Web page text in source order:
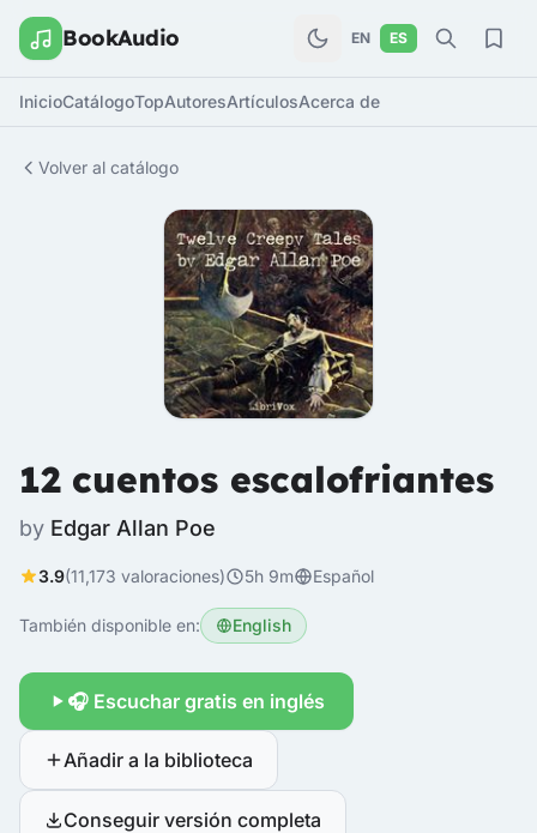
BookAudio EN ES
InicioCatálogoTopAutoresArtículosAcerca de
Volver al catálogo
12 cuentos escalofriantes
by Edgar Allan Poe
3.9(11,173 valoraciones) 5h 9m Español
También disponible en: English
🎧 Escuchar gratis en inglés
Añadir a la biblioteca
Conseguir versión completa